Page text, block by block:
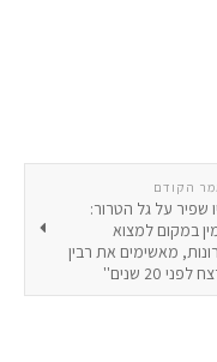
הקודם
שפיר על גל הטרור:
במקום למצוא
מאשימים את רבין
20 שנים''